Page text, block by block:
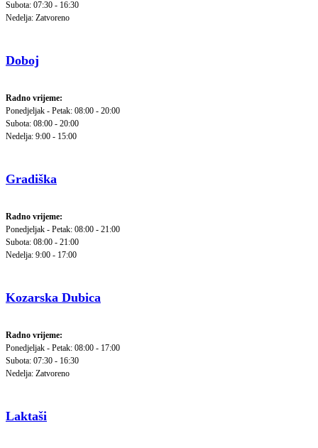
Subota: 07:30 - 16:30
Nedelja: Zatvoreno
Doboj
Radno vrijeme:
Ponedjeljak - Petak: 08:00 - 20:00
Subota: 08:00 - 20:00
Nedelja: 9:00 - 15:00
Gradiška
Radno vrijeme:
Ponedjeljak - Petak: 08:00 - 21:00
Subota: 08:00 - 21:00
Nedelja: 9:00 - 17:00
Kozarska Dubica
Radno vrijeme:
Ponedjeljak - Petak: 08:00 - 17:00
Subota: 07:30 - 16:30
Nedelja: Zatvoreno
Laktaši